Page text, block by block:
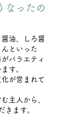
なったの
油、しろ醤
といった
バラエティ
す。
が営まれて
主人から、
きます。